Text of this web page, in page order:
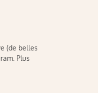
(de belles
Plus